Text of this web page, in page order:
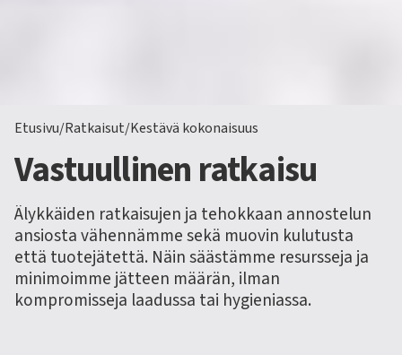
Etusivu/Ratkaisut/Kestävä kokonaisuus
Vastuullinen ratkaisu
Älykkäiden ratkaisujen ja tehokkaan annostelun
ansiosta vähennämme sekä muovin kulutusta
että tuotejätettä. Näin säästämme resursseja ja
minimoimme jätteen määrän, ilman
kompromisseja laadussa tai hygieniassa.